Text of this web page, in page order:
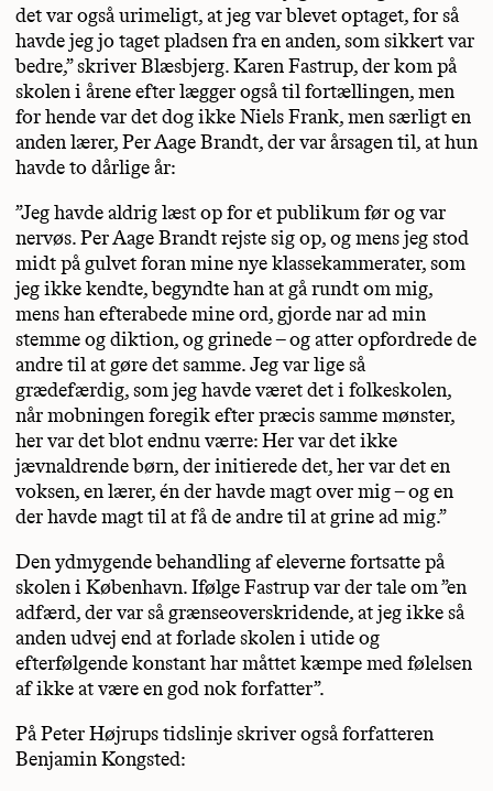
det var også urimeligt, at jeg var blevet optaget, for så
havde jeg jo taget pladsen fra en anden, som sikkert var
bedre,” skriver Blæsbjerg. Karen Fastrup, der kom på
skolen i årene efter lægger også til fortællingen, men
for hende var det dog ikke Niels Frank, men særligt en
anden lærer, Per Aage Brandt, der var årsagen til, at hun
havde to dårlige år:
”Jeg havde aldrig læst op for et publikum før og var
nervøs. Per Aage Brandt rejste sig op, og mens jeg stod
midt på gulvet foran mine nye klassekammerater, som
jeg ikke kendte, begyndte han at gå rundt om mig,
mens han efterabede mine ord, gjorde nar ad min
stemme og diktion, og grinede – og atter opfordrede de
andre til at gøre det samme. Jeg var lige så
grædefærdig, som jeg havde været det i folkeskolen,
når mobningen foregik efter præcis samme mønster,
her var det blot endnu værre: Her var det ikke
jævnaldrende børn, der initierede det, her var det en
voksen, en lærer, én der havde magt over mig – og en
der havde magt til at få de andre til at grine ad mig.”
Den ydmygende behandling af eleverne fortsatte på
skolen i København. Ifølge Fastrup var der tale om ”en
adfærd, der var så grænseoverskridende, at jeg ikke så
anden udvej end at forlade skolen i utide og
efterfølgende konstant har måttet kæmpe med følelsen
af ikke at være en god nok forfatter”.
På Peter Højrups tidslinje skriver også forfatteren
Benjamin Kongsted: